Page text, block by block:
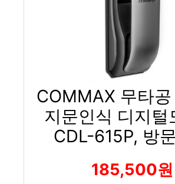
COMMAX 무타
지문인식 디지털
CDL-615P, 방
185,500원